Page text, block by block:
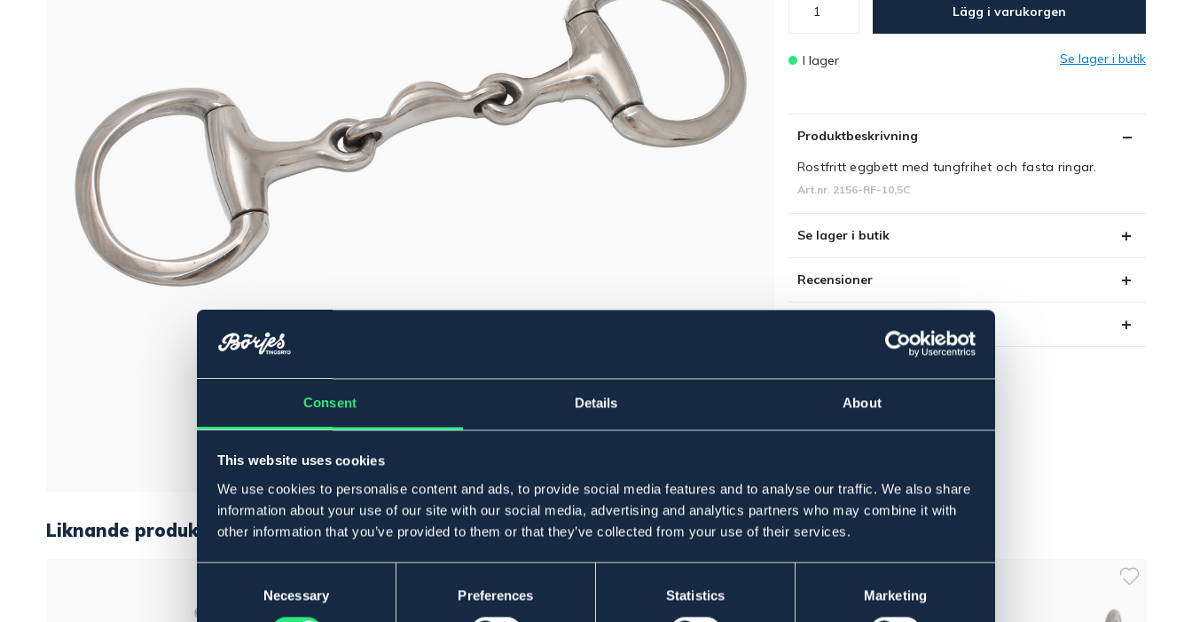
Consent Details About
This website uses cookies
We use cookies to personalise content and ads, to provide social media features and to analyse our traffic. We also share
information about your use of our site with our social media, advertising and analytics partners who may combine it with
other information that you’ve provided to them or that they’ve collected from your use of their services.
Necessary Preferences Statistics Marketing
Lägg i varukorgen
I lager Se lager i butik
Produktbeskrivning
Rostfritt eggbett med tungfrihet och fasta ringar.
Art.nr. 2156-RF-10,5C
Se lager i butik
Recensioner
Liknande produkter